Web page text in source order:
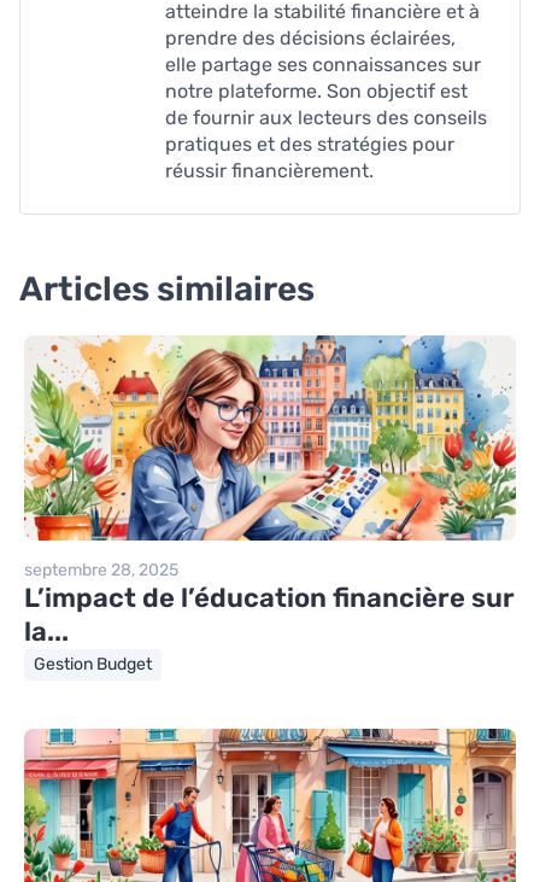
atteindre la stabilité financière et à
prendre des décisions éclairées,
elle partage ses connaissances sur
notre plateforme. Son objectif est
de fournir aux lecteurs des conseils
pratiques et des stratégies pour
réussir financièrement.
Articles similaires
septembre 28, 2025
L’impact de l’éducation financière sur
la...
Gestion Budget